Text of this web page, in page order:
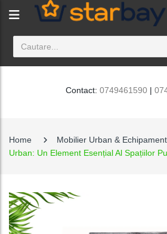
Contact: 0749461590|
Home Mobilier Urban &
Urban: Un Element Esențial Al Spațiilor